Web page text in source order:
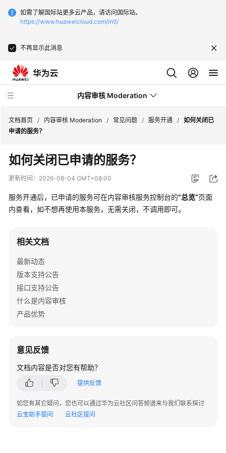
如需了解国际站更多云产品，请访问国际站。
https://www.huaweicloud.com/intl/
不再显示此消息
内容审核 Moderation
最
新
动
服
告
产
品
介
绍
入
门
指
南
文档首页 / 内容审核 Moderation / 常见问题 / 服务开通 / 如何关闭已
申请的服务？
如何关闭已申请的服务？
更新时间： 2026-08-04 GMT+08:00
服务开通后，已申请的服务可在内容审核服务控制台的“总览”页面
内查看，如不想再使用本服务，无需关闭，不调用即可。
相关文档
最新动态
版本支持公告
接口支持公告
什么是内容审核
产品优势
意见反馈
文档内容是否对您有帮助？
提供反馈
如您有其它疑问，您也可以通过华为云社区问答频道来与我们联系探讨
云宝助手提问
云社区提问